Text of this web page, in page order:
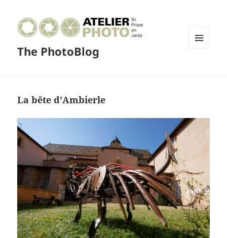
The PhotoBlog
La bête d’Ambierle